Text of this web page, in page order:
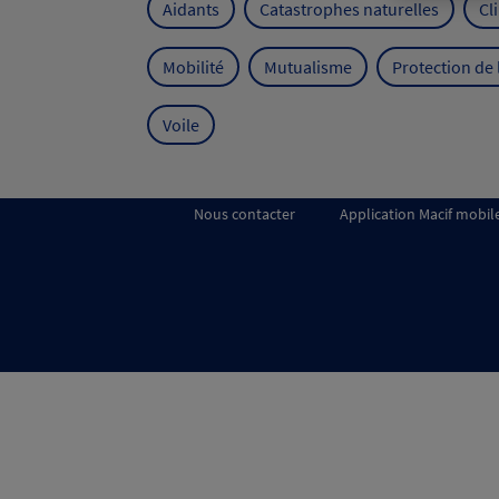
Aidants Catastrophes naturelles
Mobilité Mutualisme Protection
Voile
Nous contacter Application Macif